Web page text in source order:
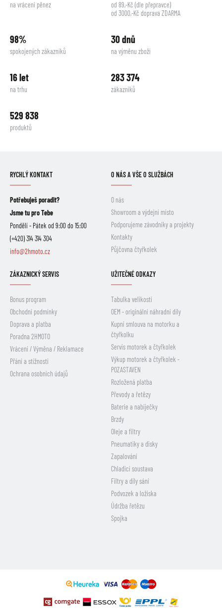
na vrácení pěnez
od 89,-Kč (dle přepravce)
od 3000,-Kč doprava ZDARMA
98%
spokojených zákazníků
30 dnů
na výměnu zboží
16 let
na trhu
283 374
zákazníků
529 838
produktů
RYCHLÝ KONTAKT
Potřebuješ poradit?
Jsme tu pro Tebe
Pondělí - Pátek od 9:00 do 15:00
(+420) 314 314 304
info@2hmoto.cz
O NÁS A VŠE O SLUŽBÁCH
O nás
Showroom a výdejní místo
Podporujeme závodníky a projekty
Kontakty
Půjčovna čtyřkolek
ZÁKAZNICKÝ SERVIS
Bonus program
Obchodní podmínky
Doprava a platba
Poradna 2HMOTO
Vrácení / Výměna / Reklamace
Přání a stížnosti
Ochrana osobních údajů
UŽITEČNÉ ODKAZY
Tabulka velikostí
OEM - originální náhradní díly
Kupní smlouva na motorku a
čtyřkolku
Servis motorek a čtyřkolek
Výkup motorek a čtyřkolek -
POZASTAVEN
Rozložená platba
Převody a řetězy
Baterie a nabíječky
Brzdy
Oleje a filtry
Pneumatiky a disky
Zapalování
Chladicí soustava
Filtry a díly sání
Podvozek a ložiska
Údržba řetězu
Spojka